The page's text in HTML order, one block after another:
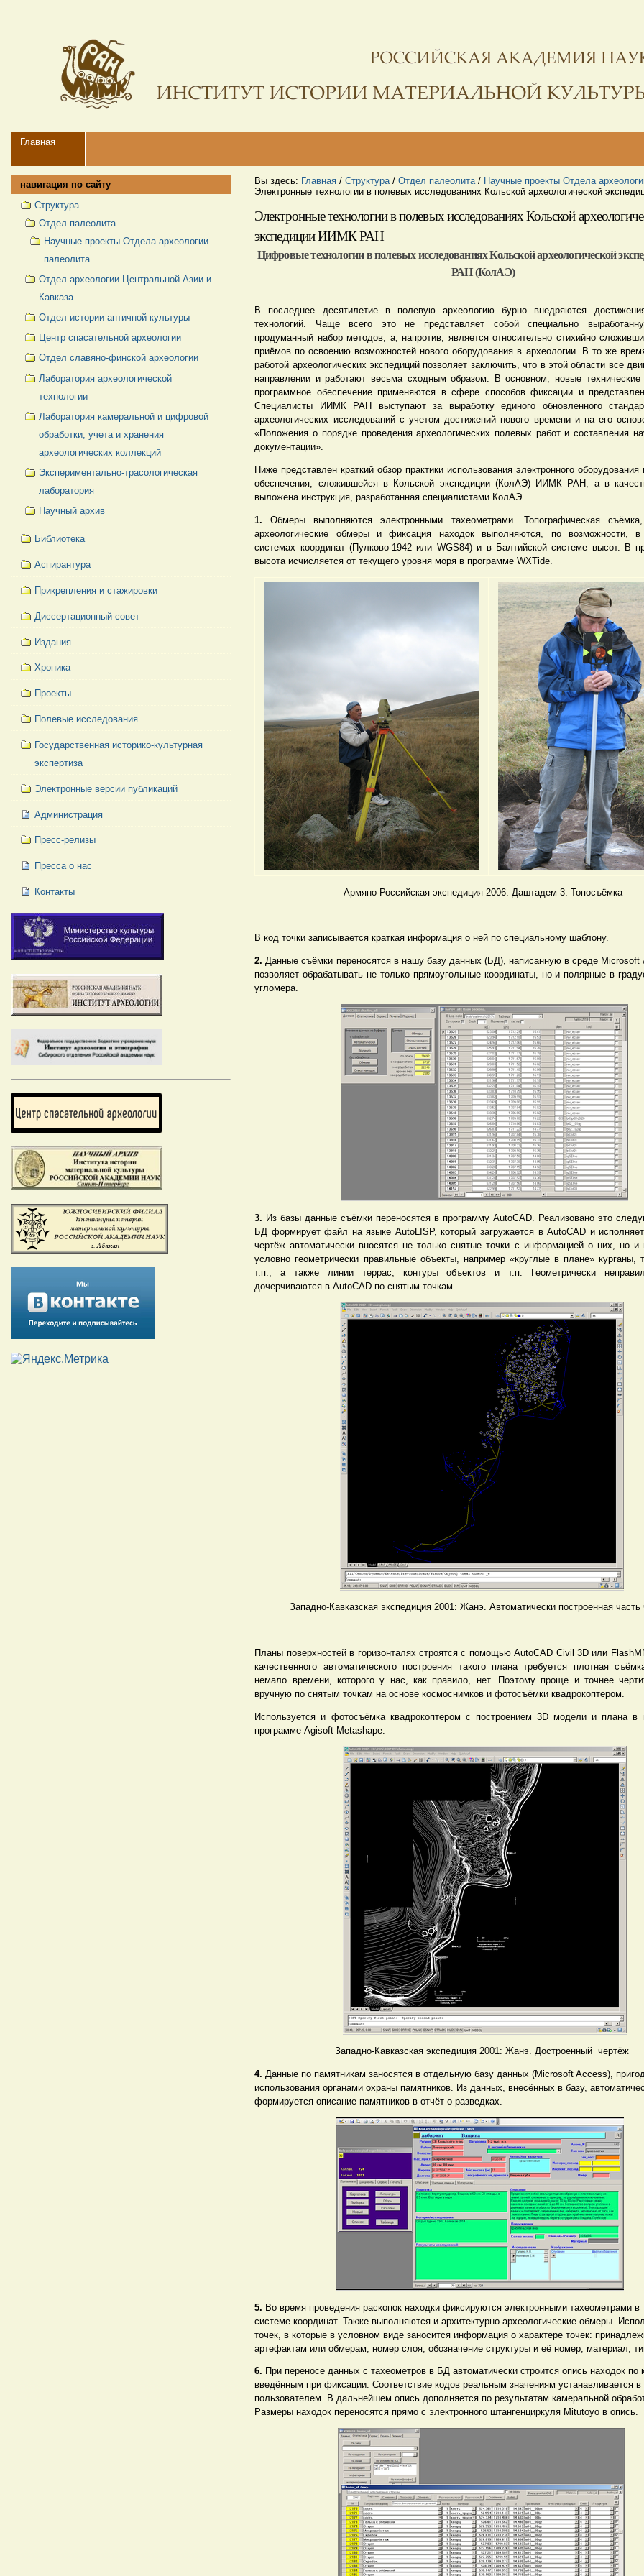
навигации
Navigation
Главная
Вы здесь: Главная /Структура /Отдел палеолита / Научные проекты Отдела
Электронные технологии в полевых исследованиях Кольской археологической
Электронные технологии в полевых исследованиях Кольской
экспедиции ИИМК РАН
Цифровые технологии в полевых исследованиях Кольской археологической
РАН (КолАЭ)
В последнее десятилетие в полевую археологию бурно внедряются
технологий. Чаще всего это не представляет собой специально
продуманный набор методов, а, напротив, является относительно стихийно
приёмов по освоению возможностей нового оборудования в археологии. В то же
работой археологических экспедиций позволяет заключить, что в этой области все
направлении и работают весьма сходным образом. В основном, новые технические
программное обеспечение применяются в сфере способов фиксации и
Специалисты ИИМК РАН выступают за выработку единого обновленного
археологических исследований с учетом достижений нового времени и на его
«Положения о порядке проведения археологических полевых работ и составления
документации».
Ниже представлен краткий обзор практики использования электронного оборудования
обеспечения, сложившейся в Кольской экспедиции (КолАЭ) ИИМК РАН, а в
выложена инструкция, разработанная специалистами КолАЭ.
1.Обмеры выполняются электронными тахеометрами. Топографическая съёмка,
археологические обмеры и фиксация находок выполняются, по возможности, в
системах координат (Пулково-1942 или WGS84) и в Балтийской системе высот. В
высота исчисляется от текущего уровня моря в программе WXTide.
Армяно-Российская экспедиция 2006: Даштадем 3. Топосъёмка
В код точки записывается краткая информация о ней по специальному шаблону.
2. Данные съёмки переносятся в нашу базу данных (БД), написанную в среде
позволяет обрабатывать не только прямоугольные координаты, но и полярные в
угломера.
3. Из базы данные съёмки переносятся в программу AutoCAD. Реализовано это
БД формирует файл на языке AutoLISP, который загружается в AutoCAD и
чертёж автоматически вносятся не только снятые точки с информацией о них, но и
условно геометрически правильные объекты, например «круглые в плане» курганы,
т.п., а также линии террас, контуры объектов и т.п. Геометрически
дочерчиваются в AutoCAD по снятым точкам.
Западно-Кавказская экспедиция 2001: Жанэ. Автоматически построенная часть
Планы поверхностей в горизонталях строятся с помощью AutoCAD Civil 3D или
качественного автоматического построения такого плана требуется плотная
немало времени, которого у нас, как правило, нет. Поэтому проще и точнее
вручную по снятым точкам на основе космоснимков и фотосъёмки квадрокоптером.
Используется и фотосъёмка квадрокоптером с построением 3D модели и плана в
программе Agisoft Metashape.
Западно-Кавказская экспедиция 2001: Жанэ. Достроенный чертёж
4. Данные по памятникам заносятся в отдельную базу данных (Microsoft Access),
использования органами охраны памятников. Из данных, внесённых в базу,
формируется описание памятников в отчёт о разведках.
5. Во время проведения раскопок находки фиксируются электронными тахеометрами в
системе координат. Также выполняются и архитектурно-археологические обмеры.
точек, в которые в условном виде заносится информация о характере точек:
артефактам или обмерам, номер слоя, обозначение структуры и её номер, материал,
6. При переносе данных с тахеометров в БД автоматически строится опись находок по
введённым при фиксации. Соответствие кодов реальным значениям устанавливается
пользователем. В дальнейшем опись дополняется по результатам камеральной
Размеры находок переносятся прямо с электронного штангенциркуля Mitutoyo в опись.
навигация по сайту
Структура
Отдел палеолита
Научные проекты Отдела археологии
палеолита
Отдел археологии Центральной Азии и
Кавказа
Отдел истории античной культуры
Центр спасательной археологии
Отдел славяно-финской археологии
Лаборатория археологической
технологии
Лаборатория камеральной и цифровой
обработки, учета и хранения
археологических коллекций
Экспериментально-трасологическая
лаборатория
Научный архив
Библиотека
Аспирантура
Прикрепления и стажировки
Диссертационный совет
Издания
Хроника
Проекты
Полевые исследования
Государственная историко-культурная
экспертиза
Электронные версии публикаций
Администрация
Пресс-релизы
Пресса о нас
Контакты